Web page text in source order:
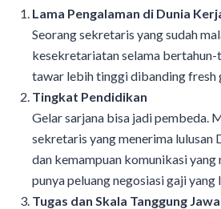
Lama Pengalaman di Dunia
Seorang sekretaris yang sudah
kesekretariatan selama bertahun-
tawar lebih tinggi dibanding fresh
Tingkat Pendidikan
Gelar sarjana bisa jadi pembeda.
sekretaris yang menerima lulusan
dan kemampuan komunikasi yang
punya peluang negosiasi gaji yang
Tugas dan Skala Tanggung